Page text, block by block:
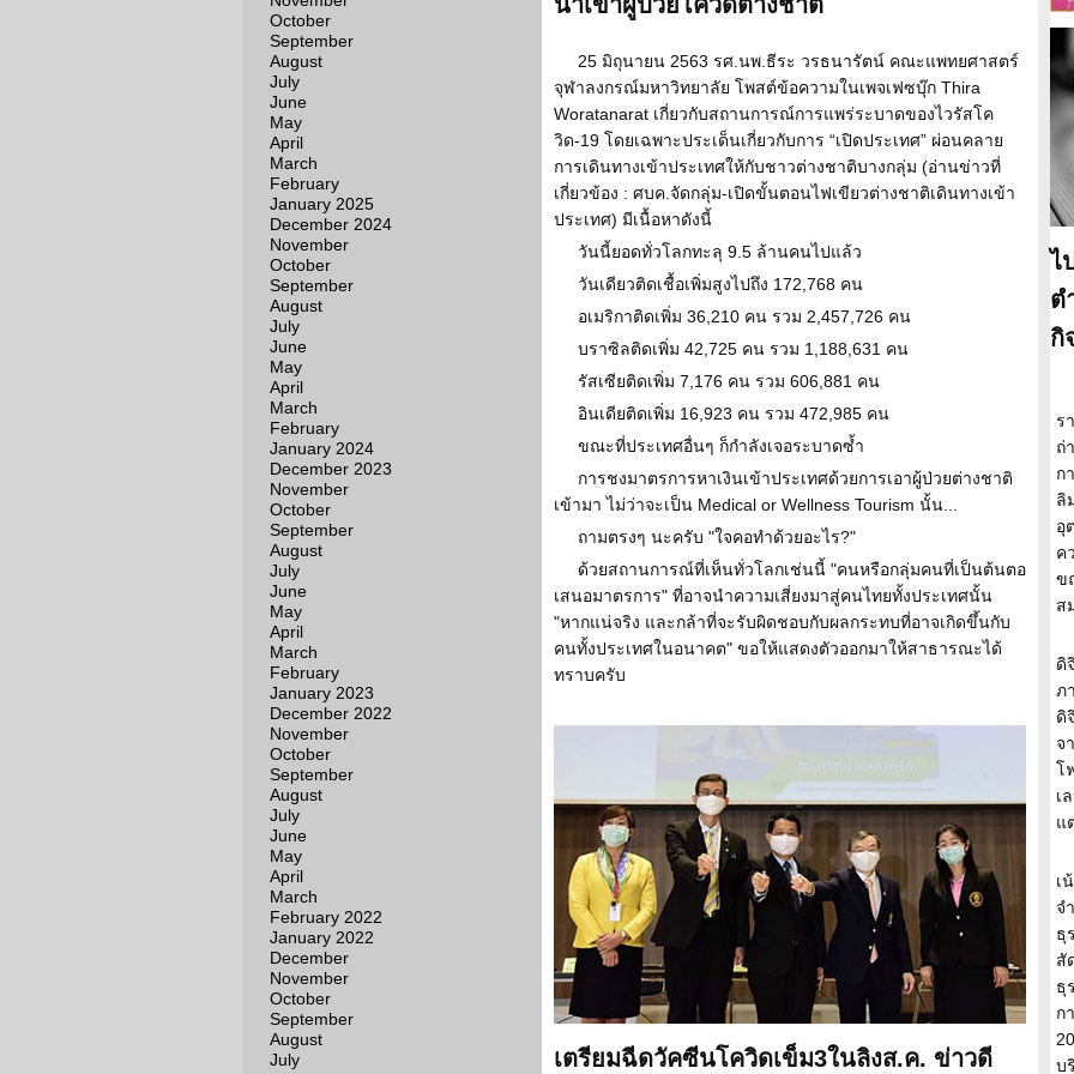
October
September
August
July
June
May
April
March
February
January 2025
December 2024
November
October
September
August
July
June
May
April
March
February
January 2024
December 2023
November
October
September
August
July
June
May
April
March
February
January 2023
December 2022
November
October
September
August
July
June
May
April
March
February 2022
January 2022
December
November
October
September
August
July
25 มิถุนายน 2563 รศ.นพ.ธีระ วรธนารัตน์ คณะแพทยศาสตร์
จุฬาลงกรณ์มหาวิทยาลัย โพสต์ข้อความในเพจเฟซบุ๊ก Thira
Woratanarat เกี่ยวกับสถานการณ์การแพร่ระบาดของไวรัสโค
วิด-19 โดยเฉพาะประเด็นเกี่ยวกับการ “เปิดประเทศ” ผ่อนคลาย
การเดินทางเข้าประเทศให้กับชาวต่างชาติบางกลุ่ม (อ่านข่าวที่
เกี่ยวข้อง : ศบค.จัดกลุ่ม-เปิดขั้นตอนไฟเขียวต่างชาติเดินทางเข้า
ประเทศ) มีเนื้อหาดังนี้
วันนี้ยอดทั่วโลกทะลุ 9.5 ล้านคนไปแล้ว
วันเดียวติดเชื้อเพิ่มสูงไปถึง 172,768 คน
อเมริกาติดเพิ่ม 36,210 คน รวม 2,457,726 คน
บราซิลติดเพิ่ม 42,725 คน รวม 1,188,631 คน
รัสเซียติดเพิ่ม 7,176 คน รวม 606,881 คน
อินเดียติดเพิ่ม 16,923 คน รวม 472,985 คน
ขณะที่ประเทศอื่นๆ ก็กำลังเจอระบาดซ้ำ
การชงมาตรการหาเงินเข้าประเทศด้วยการเอาผู้ป่วยต่างชาติ
เข้ามา ไม่ว่าจะเป็น Medical or Wellness Tourism นั้น...
ถามตรงๆ นะครับ "ใจคอทำด้วยอะไร?"
ด้วยสถานการณ์ที่เห็นทั่วโลกเช่นนี้ "คนหรือกลุ่มคนที่เป็นต้นตอ
เสนอมาตรการ" ที่อาจนำความเสี่ยงมาสู่คนไทยทั้งประเทศนั้น
"หากแน่จริง และกล้าที่จะรับผิดชอบกับผลกระทบที่อาจเกิดขึ้นกับ
คนทั้งประเทศในอนาคต" ขอให้แสดงตัวออกมาให้สาธารณะได้
ทราบครับ
เตรียมฉีดวัคซีนโควิดเข็ม3ในลิงส.ค. ข่าวดี
ไ
ต
กิ
ร
ถ่
ก
ลิ
อุ
ค
ข
ส
ดิ
ภ
ดิ
จ
โ
เ
แ
เ
จ
ธุ
สั
ธุ
ก
บ